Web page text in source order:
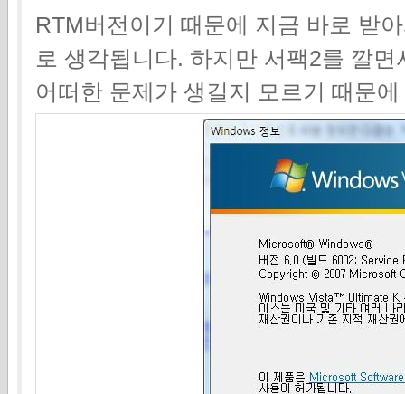
RTM버전이기 때문에 지금 바로 받
로 생각됩니다. 하지만 서팩2를 깔면
어떠한 문제가 생길지 모르기 때문